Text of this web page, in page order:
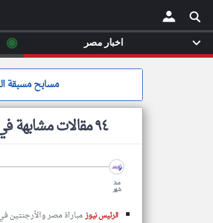
× مسابح مسبقة
٩٤ مقالات مشابهة في
منذ
شهر
الرئيس نيوزمباراة مصر والأرجنتين
اخبار مصر ◉